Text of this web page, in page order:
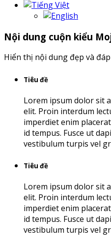
Nội dung cuộn kiểu
Hiển thị nội dung đẹp và
Tiêu đề
Lorem ipsum dolor sit
elit. Proin interdum
imperdiet enim
id tempus. Fusce ut
vestibulum turpis vel
Tiêu đề
Lorem ipsum dolor sit
elit. Proin interdum
imperdiet enim
id tempus. Fusce ut
vestibulum turpis vel